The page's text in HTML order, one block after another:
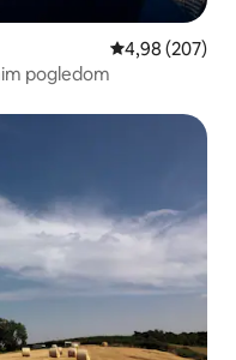
Prosečna
4,98 (207)
pogledom